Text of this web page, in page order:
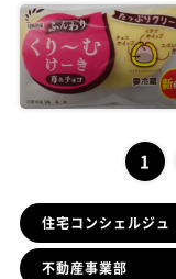
1
住宅コンシェルジュ
不動産事業部